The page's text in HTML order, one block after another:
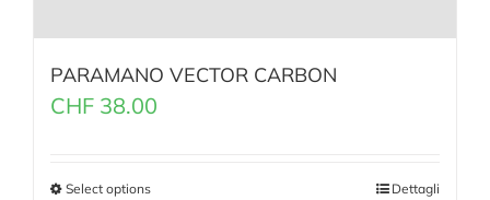
PARAMANO VECTOR CARBON
CHF 38.00
Select options Dettagli